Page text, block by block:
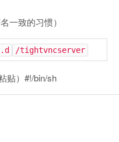
一致的习惯）
.d /tightvncserver
贴）#!/bin/sh